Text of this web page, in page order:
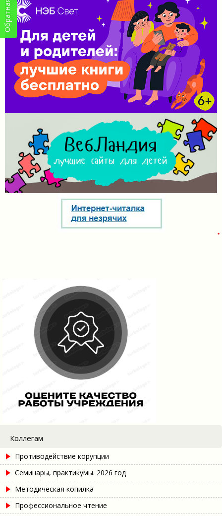
Коллегам
Противодействие корупции
Семинары, практикумы. 2026 год
Методическая копилка
Профессиональное чтение